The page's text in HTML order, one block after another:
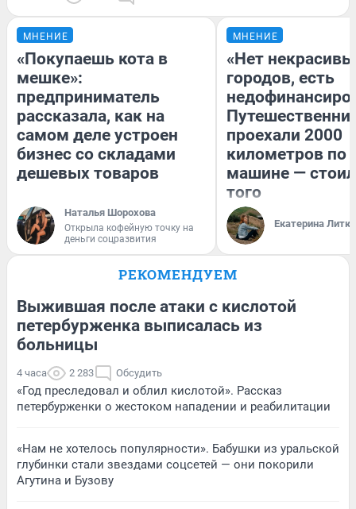
МНЕНИЕ
«Покупаешь кота в
мешке»:
предприниматель
рассказала, как на
самом деле устроен
бизнес со складами
дешевых товаров
Наталья Шорохова
Открыла кофейную точку на
деньги соцразвития
МНЕНИЕ
«Нет
городов, есть
проехали 2000
километров по
машине —
того
Екатерина
РЕКОМЕНДУЕМ
Выжившая после атаки с кислотой
петербурженка выписалась из
больницы
4 часа 2 283 Обсудить
«Год преследовал и облил кислотой». Рассказ
петербурженки о жестоком нападении и реабилитации
«Нам не хотелось популярности». Бабушки из уральской
глубинки стали звездами соцсетей — они покорили
Агутина и Бузову